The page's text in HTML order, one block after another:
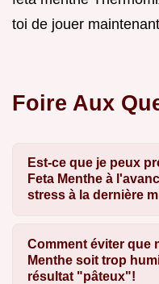
toi de jouer
Foire Aux
Est-ce que je peux
Feta Menthe à
stress à la dernière
Comment éviter que
Menthe soit trop
résultat "pâteux"!